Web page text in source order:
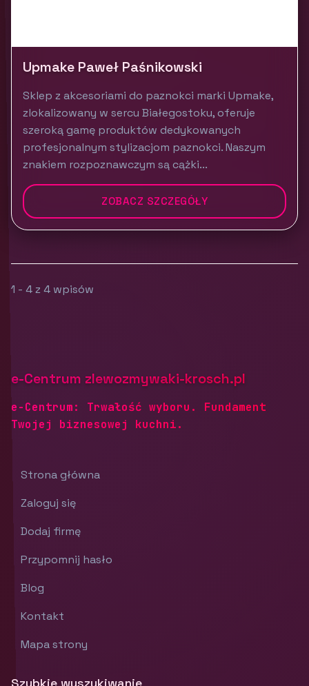
Upmake Paweł Paśnikowski
Sklep z akcesoriami do paznokci marki Upmake,
zlokalizowany w sercu Białegostoku, oferuje
szeroką gamę produktów dedykowanych
profesjonalnym stylizacjom paznokci. Naszym
znakiem rozpoznawczym są cążki...
ZOBACZ SZCZEGÓŁY
1 - 4 z 4 wpisów
e-Centrum zlewozmywaki-krosch.pl
e-Centrum: Trwałość wyboru. Fundament
Twojej biznesowej kuchni.
Strona główna
Zaloguj się
Dodaj firmę
Przypomnij hasło
Blog
Kontakt
Mapa strony